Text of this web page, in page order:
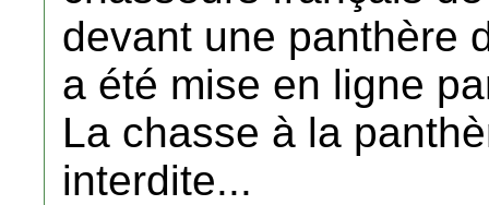
devant une panthère
a été mise en ligne
La chasse à la
interdite...